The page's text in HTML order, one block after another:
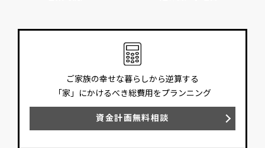
ご家族の幸せな暮らしから逆算する
「家」にかけるべき総費用をプランニング
資金計画無料相談